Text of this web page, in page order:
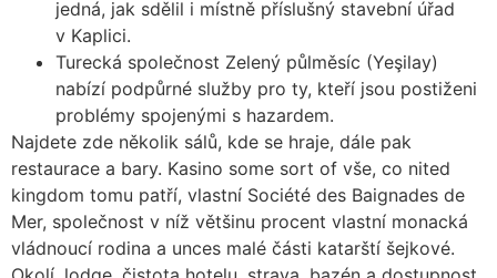
jedná, jak sdělil i místně příslušný stavební úřad
v Kaplici.
Turecká společnost Zelený půlměsíc (Yeşilay)
nabízí podpůrné služby pro ty, kteří jsou postiženi
problémy spojenými s hazardem.
Najdete zde několik sálů, kde se hraje, dále pak
restaurace a bary. Kasino some sort of vše, co nited
kingdom tomu patří, vlastní Société des Baignades de
Mer, společnost v níž většinu procent vlastní monacká
vládnoucí rodina a unces malé části katarští šejkové.